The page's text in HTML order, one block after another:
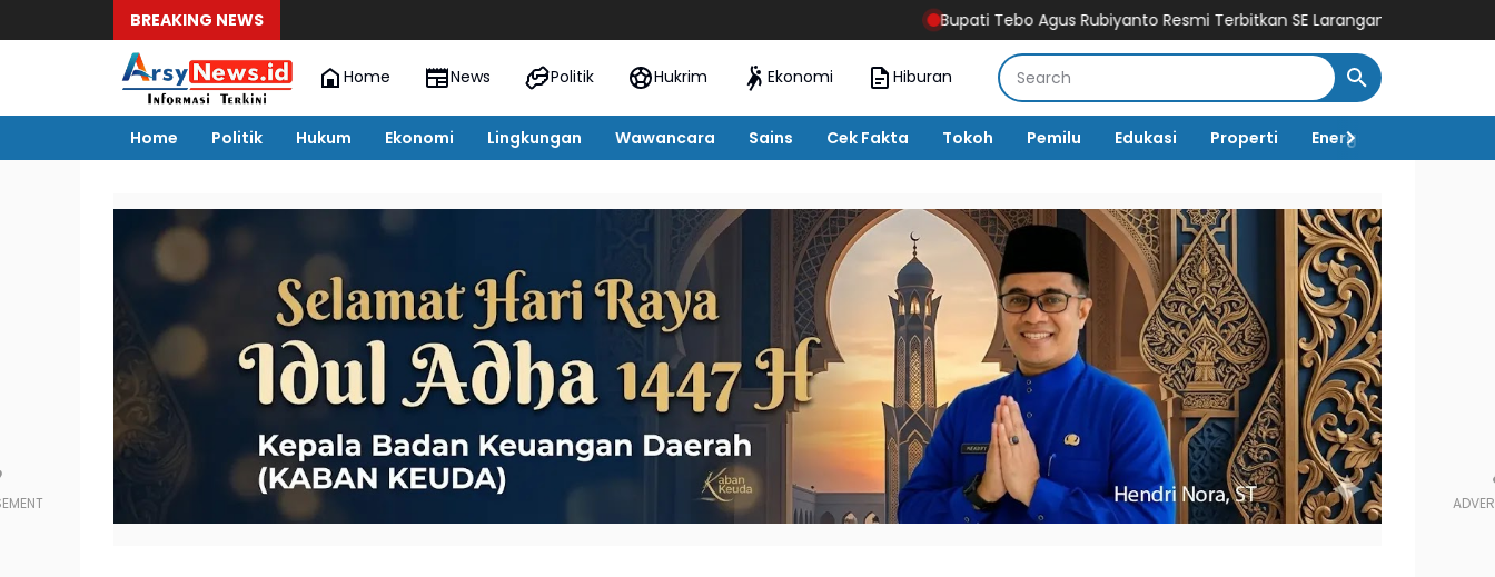
BREAKING NEWS Bupati Tebo Agus Rubiyanto Resmi Terbitkan SE Larangan PETI: Ancam Sanksi Tegas
Home News Politik Hukrim Ekonomi Hiburan
Home Politik Hukum Ekonomi Lingkungan Wawancara Sains Cek Fakta Tokoh Pemilu Edukasi Properti Energi